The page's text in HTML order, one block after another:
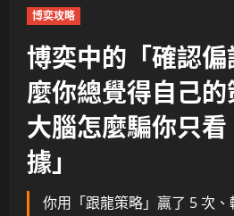
博奕攻略
博奕中的「確認
麼你總覺得自己的
大腦怎麼騙你只
據」
你用「跟龍策略」贏了 5 次